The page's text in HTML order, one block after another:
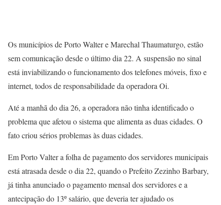
Os municípios de Porto Walter e Marechal Thaumaturgo, estão
sem comunicação desde o último dia 22. A suspensão no sinal
está inviabilizando o funcionamento dos telefones móveis, fixo e
internet, todos de responsabilidade da operadora Oi.
Até a manhã do dia 26, a operadora não tinha identificado o
problema que afetou o sistema que alimenta as duas cidades. O
fato criou sérios problemas às duas cidades.
Em Porto Valter a folha de pagamento dos servidores municipais
está atrasada desde o dia 22, quando o Prefeito Zezinho Barbary,
já tinha anunciado o pagamento mensal dos servidores e a
antecipação do 13º salário, que deveria ter ajudado os